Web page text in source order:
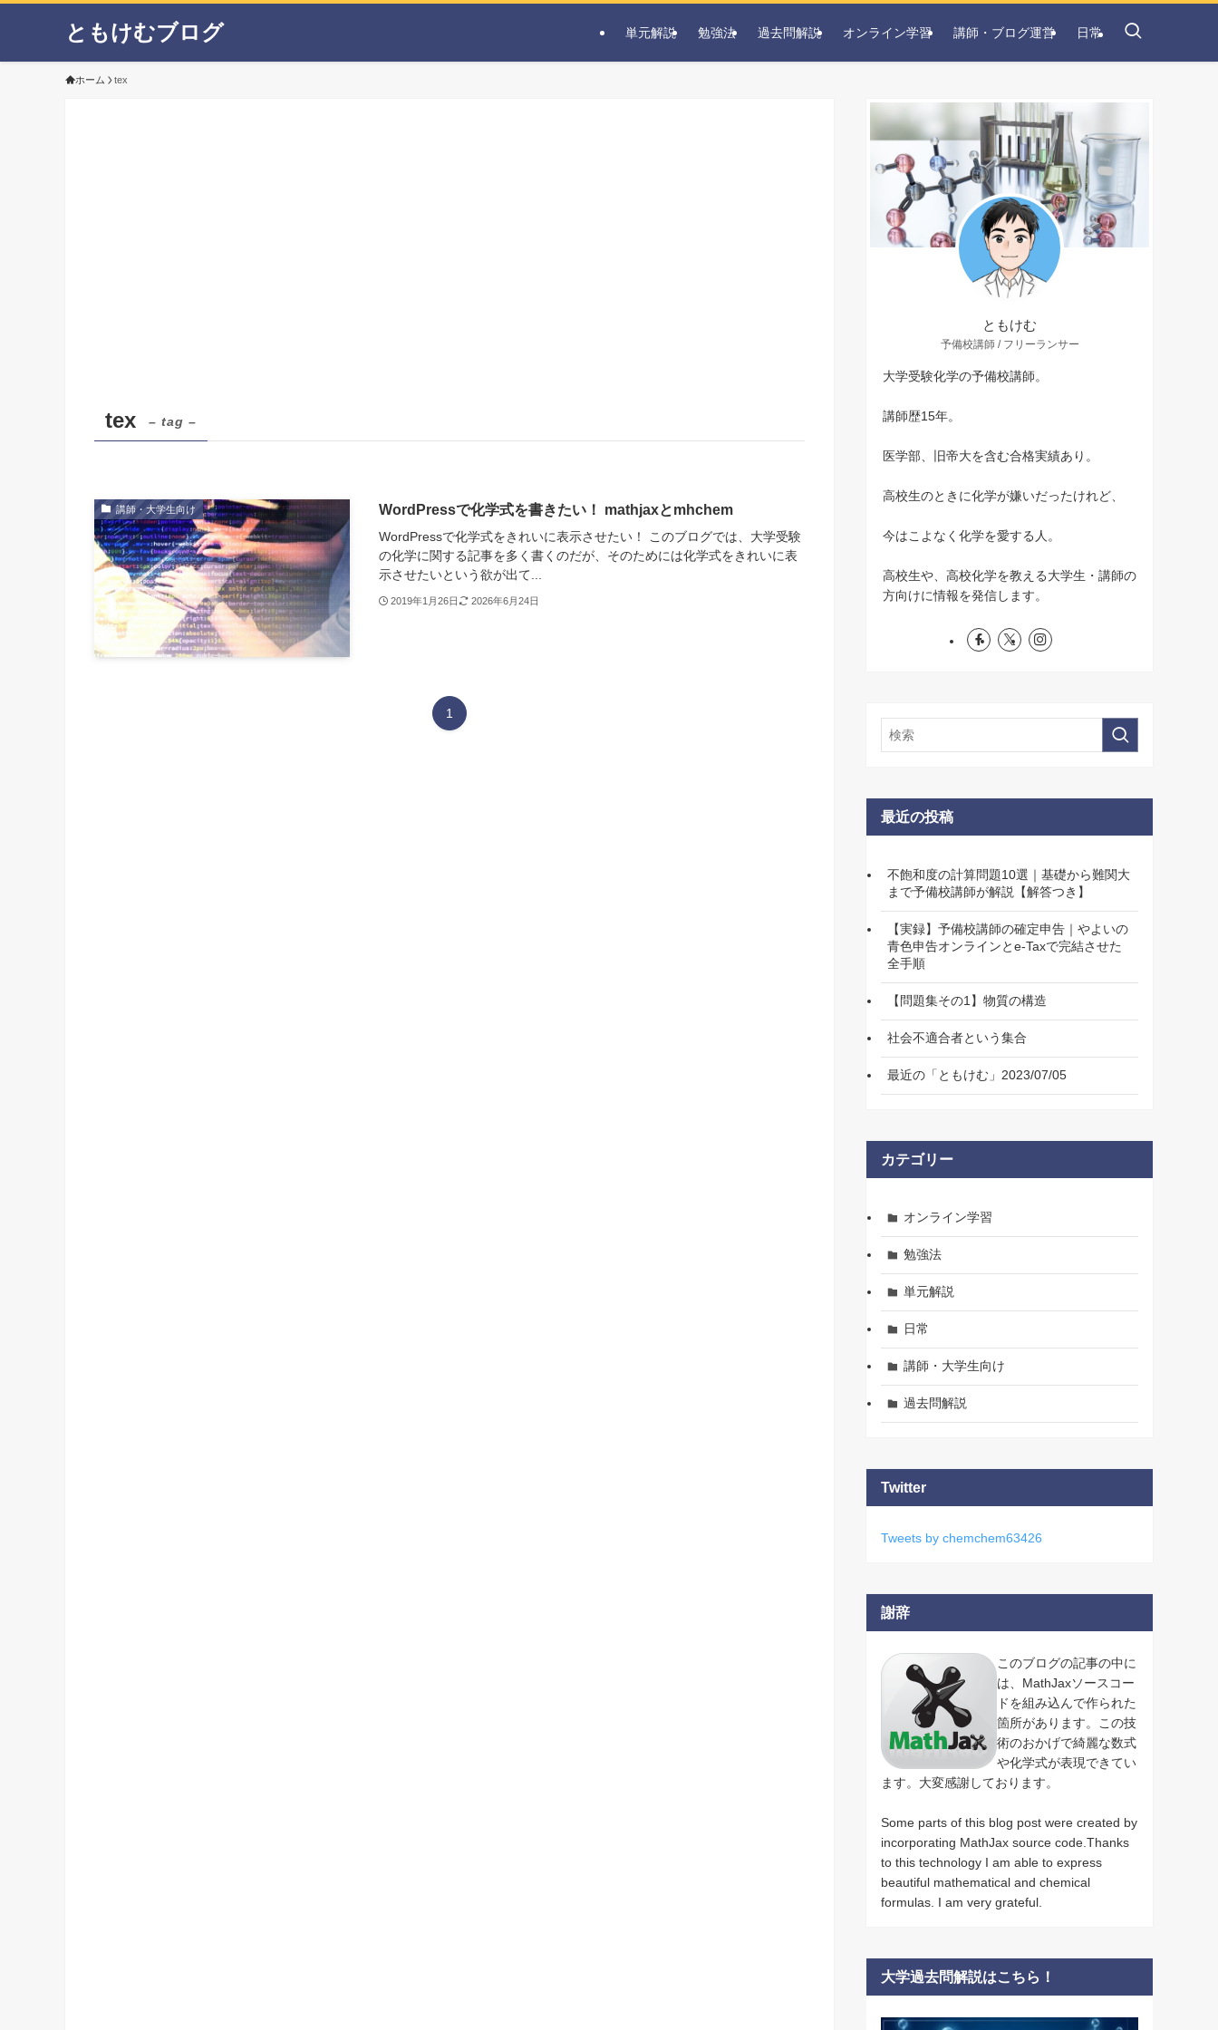
ともけむブログ 単元解説 勉強法 過去問解説 オンライン学習 講師・ブログ運営 日常
ホーム tex
tex – tag –
講師・大学生向け WordPressで化学式を書きたい！ mathjaxとmhchem
WordPressで化学式をきれいに表示させたい！ このブログでは、大学受験
の化学に関する記事を多く書くのだが、そのためには化学式をきれいに表
示させたいという欲が出て...
2019年1月26日 2026年6月24日
1
ともけむ
予備校講師 / フリーランサー
大学受験化学の予備校講師。
講師歴15年。
医学部、旧帝大を含む合格実績あり。
高校生のときに化学が嫌いだったけれど、
今はこよなく化学を愛する人。
高校生や、高校化学を教える大学生・講師の
方向けに情報を発信します。
最近の投稿
不飽和度の計算問題10選｜基礎から難関大
まで予備校講師が解説【解答つき】
【実録】予備校講師の確定申告｜やよいの
青色申告オンラインとe-Taxで完結させた
全手順
【問題集その1】物質の構造
社会不適合者という集合
最近の「ともけむ」2023/07/05
カテゴリー
オンライン学習
勉強法
単元解説
日常
講師・大学生向け
過去問解説
Twitter
Tweets by chemchem63426
謝辞
このブログの記事の中に
は、MathJaxソースコー
ドを組み込んで作られた
箇所があります。この技
術のおかげで綺麗な数式
や化学式が表現できてい
ます。大変感謝しております。
Some parts of this blog post were created by
incorporating MathJax source code.Thanks
to this technology I am able to express
beautiful mathematical and chemical
formulas. I am very grateful.
大学過去問解説はこちら！